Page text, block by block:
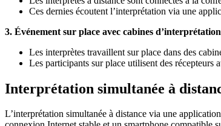
Ces dernies écoutent l’interprétation via une
3. Événement sur place avec cabines
Les interprètes travaillent sur place dans des
Les participants sur place utilisent des
Interprétation simultanée à
L’interprétation simultanée à distance via une